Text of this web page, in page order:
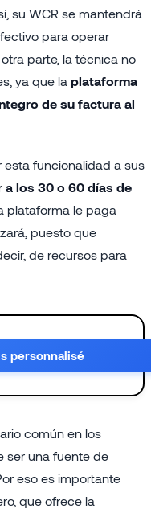
su WCR se mantendrá
para operar
parte, la técnica no
ya que la plataforma
de su factura al
esta funcionalidad a sus
a los 30 o 60 días de
plataforma le paga
puesto que
de recursos para
personnalisé
común en los
ser una fuente de
eso es importante
que ofrece la